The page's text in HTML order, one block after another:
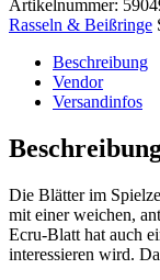
Artikelnummer:
Rasseln & Beißringe
Beschreibung
Vendor
Versandinfos
Die Blätter im
mit einer weichen,
Ecru-Blatt hat auch
interessieren wird.